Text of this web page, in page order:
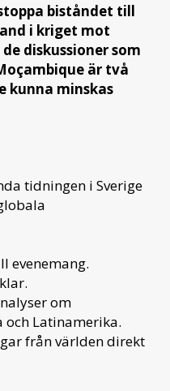
biståndet till
i kriget mot
diskussioner som
är två
kunna minskas
tidningen i Sverige
evenemang.
om
och Latinamerika.
från världen direkt